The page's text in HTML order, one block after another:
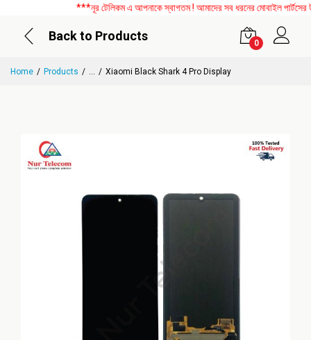
***নূর টেলিকম এ আপনাকে স্বাগতম ! আমাদের সব ধরনের মোবাইল পার্টসের
Back to Products
0
Home Products ... Xiaomi Black Shark 4 Pro Display